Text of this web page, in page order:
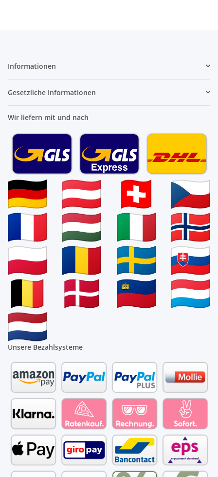
Informationen
Gesetzliche Informationen
Wir liefern mit und nach
Unsere Bezahlsysteme